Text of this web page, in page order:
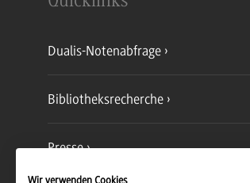
Dualis-Notenabfrage
Bibliotheksrecherche
Presse
Wir verwenden Cookies